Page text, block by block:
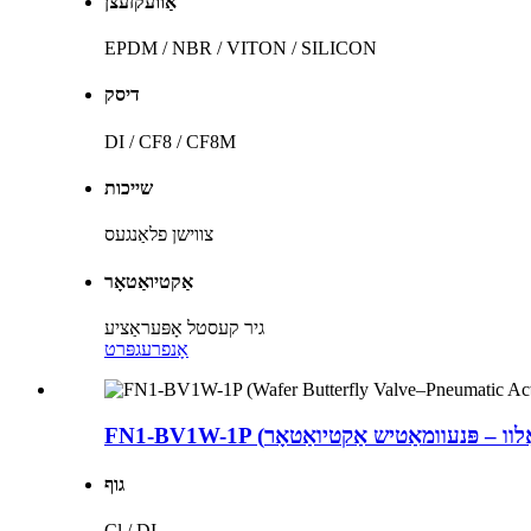
EPDM / NBR / VITON / SILICON
דיסק
DI / CF8 / CF8M
שייכות
צווישן פלאַנגעס
אַקטיואַטאָר
גיר קעסטל אָפּעראַציע
אָנפרעגפּרט
גוף